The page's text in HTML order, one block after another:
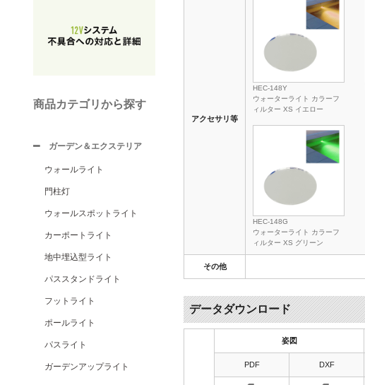
商品カテゴリから探す
ガーデン＆エクステリア
ウォールライト
門柱灯
ウォールスポットライト
カーポートライト
地中埋込型ライト
パススタンドライト
フットライト
ポールライト
パスライト
ガーデンアップライト
アクセサリ等
HEC-148Y
ウォーターライト カラーフ
ィルター XS イエロー
HEC-148G
ウォーターライト カラーフ
ィルター XS グリーン
その他
データダウンロード
姿図
PDF DXF